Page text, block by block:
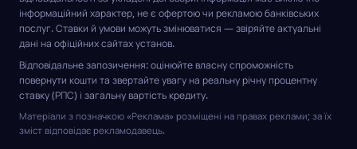
інформаційний характер, не є офертою чи рекламою банківських
послуг. Ставки й умови можуть змінюватися — звіряйте актуальні
дані на офіційних сайтах установ.
Відповідальне запозичення: оцінюйте власну спроможність
повернути кошти та звертайте увагу на реальну річну процентну
ставку (РПС) і загальну вартість кредиту.
Матеріали з позначкою «Реклама» розміщені на правах реклами; за їх
зміст відповідає рекламодавець.